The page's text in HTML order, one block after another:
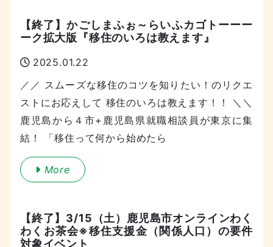
【終了】かごしまふぉ～らいふカゴトーーー
ーク拡大版『移住のいろは教えます』
2025.01.22
／／ スムーズな移住のコツを知りたい！のリクエ
ストにお応えして 移住のいろは教えます！！ ＼＼
鹿児島から４市+鹿児島県就職相談員が東京に集
結！ 「移住って何から始めたら
More
【終了】3/15（土）鹿児島市オンラインわく
わくお茶会※移住支援金（関係人口）の要件
対象イベント